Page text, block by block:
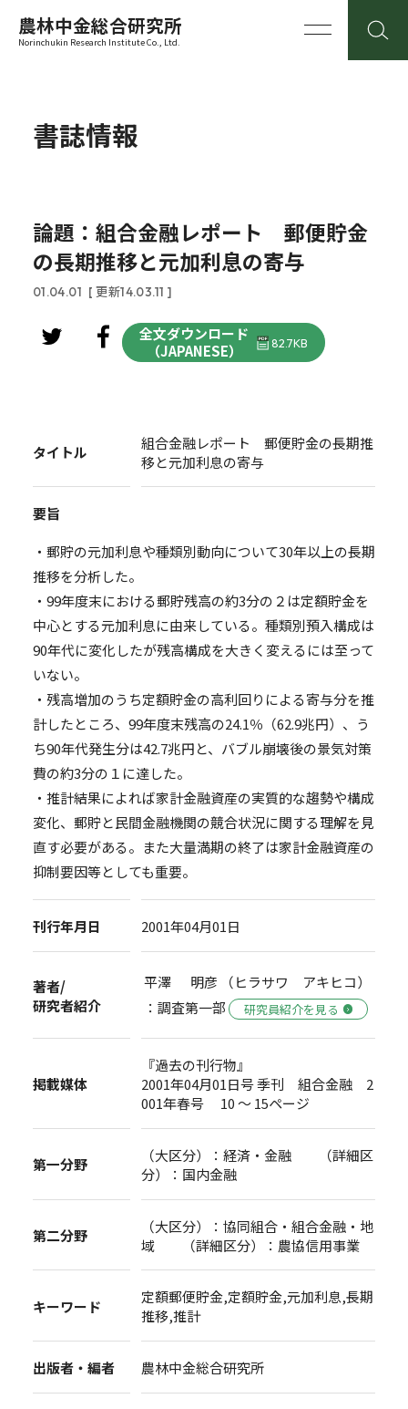
農林中金総合研究所
Norinchukin Research Institute Co., Ltd.
書誌情報
論題：組合金融レポート 郵便貯金
の長期推移と元加利息の寄与
01.04.01 [ 更新14.03.11 ]
全文ダウンロード
（JAPANESE）
82.7KB
タイトル
組合金融レポート 郵便貯金の長期推
移と元加利息の寄与
要旨
・郵貯の元加利息や種類別動向について30年以上の長期
推移を分析した。
・99年度末における郵貯残高の約3分の２は定額貯金を
中心とする元加利息に由来している。種類別預入構成は
90年代に変化したが残高構成を大きく変えるには至って
いない。
・残高増加のうち定額貯金の高利回りによる寄与分を推
計したところ、99年度末残高の24.1％（62.9兆円）、う
ち90年代発生分は42.7兆円と、バブル崩壊後の景気対策
費の約3分の１に達した。
・推計結果によれば家計金融資産の実質的な趨勢や構成
変化、郵貯と民間金融機関の競合状況に関する理解を見
直す必要がある。また大量満期の終了は家計金融資産の
抑制要因等としても重要。
刊行年月日 2001年04月01日
著者/
研究者紹介
平澤 明彦 （ヒラサワ アキヒコ）
：調査第一部
研究員紹介を見る
掲載媒体
『過去の刊行物』
2001年04月01日号 季刊 組合金融 2
001年春号 10 ～ 15ページ
第一分野
（大区分）：経済・金融 （詳細区
分）：国内金融
第二分野
（大区分）：協同組合・組合金融・地
域 （詳細区分）：農協信用事業
キーワード
定額郵便貯金,定額貯金,元加利息,長期
推移,推計
出版者・編者 農林中金総合研究所